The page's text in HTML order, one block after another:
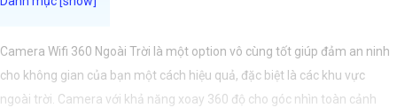
Camera Wifi 360 Ngoài Trời là một option vô cùng tốt giúp đảm an ninh
cho không gian của bạn một cách hiệu quả, đặc biệt là các khu vực
ngoài trời. Camera với khả năng xoay 360 độ cho góc nhìn toàn cảnh